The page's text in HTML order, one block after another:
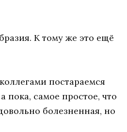
К тому же это ещё
постараемся
пока, самое простое, что
болезненная, но